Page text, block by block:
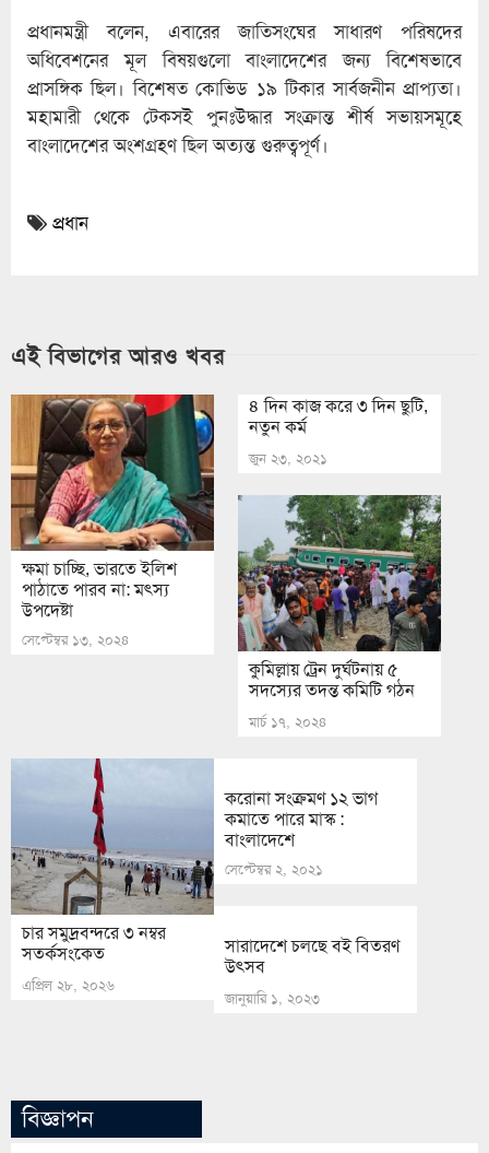
প্রধানমন্ত্রী বলেন, এবারের জাতিসংঘের সাধারণ পরিষদের
অধিবেশনের মূল বিষয়গুলো বাংলাদেশের জন্য বিশেষভাবে
প্রাসঙ্গিক ছিল। বিশেষত কোভিড ১৯ টিকার সার্বজনীন প্রাপ্যতা।
মহামারী থেকে টেকসই পুনঃউদ্ধার সংক্রান্ত শীর্ষ সভায়সমূহে
বাংলাদেশের অংশগ্রহণ ছিল অত্যন্ত গুরুত্বপূর্ণ।
প্রধান
এই বিভাগের আরও খবর
ক্ষমা চাচ্ছি, ভারতে ইলিশ
পাঠাতে পারব না: মৎস্য
উপদেষ্টা
সেপ্টেম্বর ১৩, ২০২৪
৪ দিন কাজ করে ৩ দিন ছুটি,
নতুন কর্ম
জুন ২৩, ২০২১
কুমিল্লায় ট্রেন দুর্ঘটনায় ৫
সদস্যের তদন্ত কমিটি গঠন
মার্চ ১৭, ২০২৪
চার সমুদ্রবন্দরে ৩ নম্বর
সতর্কসংকেত
এপ্রিল ২৮, ২০২৬
করোনা সংক্রমণ ১২ ভাগ
কমাতে পারে মাস্ক :
বাংলাদেশে
সেপ্টেম্বর ২, ২০২১
সারাদেশে চলছে বই বিতরণ
উৎসব
জানুয়ারি ১, ২০২৩
বিজ্ঞাপন